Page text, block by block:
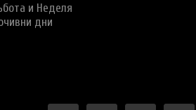
и Неделя
дни